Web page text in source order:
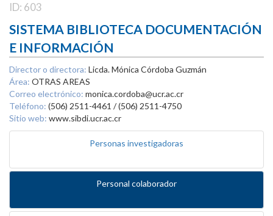
ID: 603
SISTEMA BIBLIOTECA DOCUMENTACIÓN
E INFORMACIÓN
Director o directora: Licda. Mónica Córdoba Guzmán
Área: OTRAS AREAS
Correo electrónico: monica.cordoba@ucr.ac.cr
Teléfono: (506) 2511-4461 / (506) 2511-4750
Sitio web: www.sibdi.ucr.ac.cr
Personas investigadoras
Personal colaborador